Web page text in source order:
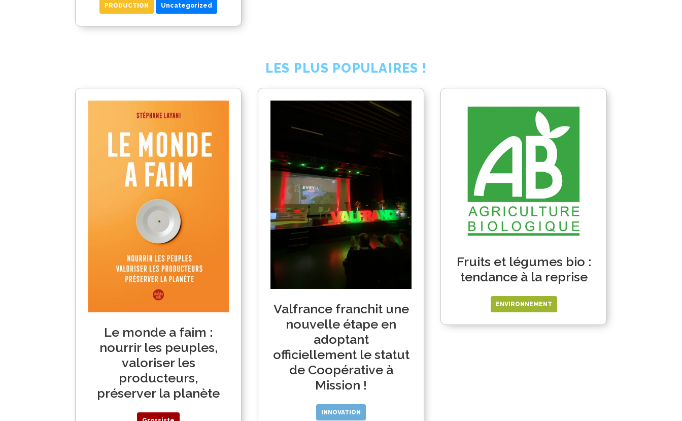
PRODUCTION Uncategorized
LES PLUS POPULAIRES !
Le monde a faim :
nourrir les peuples,
valoriser les
producteurs,
préserver la planète
Valfrance franchit une
nouvelle étape en
adoptant
officiellement le statut
de Coopérative à
Mission !
INNOVATION
Fruits et légumes bio :
tendance à la reprise
ENVIRONNEMENT